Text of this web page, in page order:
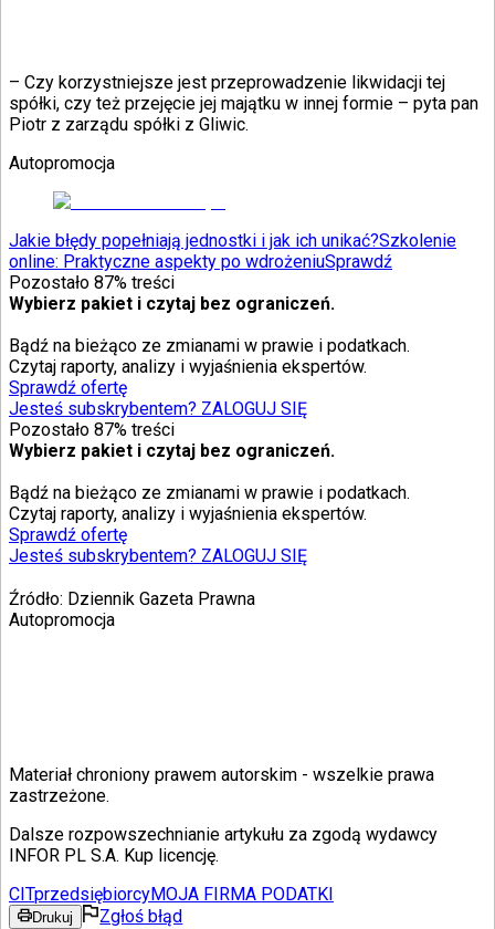
– Czy korzystniejsze jest przeprowadzenie likwidacji tej
spółki, czy też przejęcie jej majątku w innej formie – pyta pan
Piotr z zarządu spółki z Gliwic.
Autopromocja
Jakie błędy popełniają jednostki i jak ich unikać?Szkolenie
online: Praktyczne aspekty po wdrożeniuSprawdź
Pozostało 87% treści
Wybierz pakiet i czytaj bez ograniczeń.
Bądź na bieżąco ze zmianami w prawie i podatkach.
Czytaj raporty, analizy i wyjaśnienia ekspertów.
Sprawdź ofertę
Jesteś subskrybentem? ZALOGUJ SIĘ
Pozostało 87% treści
Wybierz pakiet i czytaj bez ograniczeń.
Bądź na bieżąco ze zmianami w prawie i podatkach.
Czytaj raporty, analizy i wyjaśnienia ekspertów.
Sprawdź ofertę
Jesteś subskrybentem? ZALOGUJ SIĘ
Źródło: Dziennik Gazeta Prawna
Autopromocja
Materiał chroniony prawem autorskim - wszelkie prawa
zastrzeżone.
Dalsze rozpowszechnianie artykułu za zgodą wydawcy
INFOR PL S.A. Kup licencję.
CITprzedsiębiorcyMOJA FIRMA PODATKI
Drukuj Zgłoś błąd